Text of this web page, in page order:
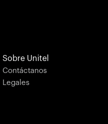
Sobre Unitel
Contáctanos
Legales